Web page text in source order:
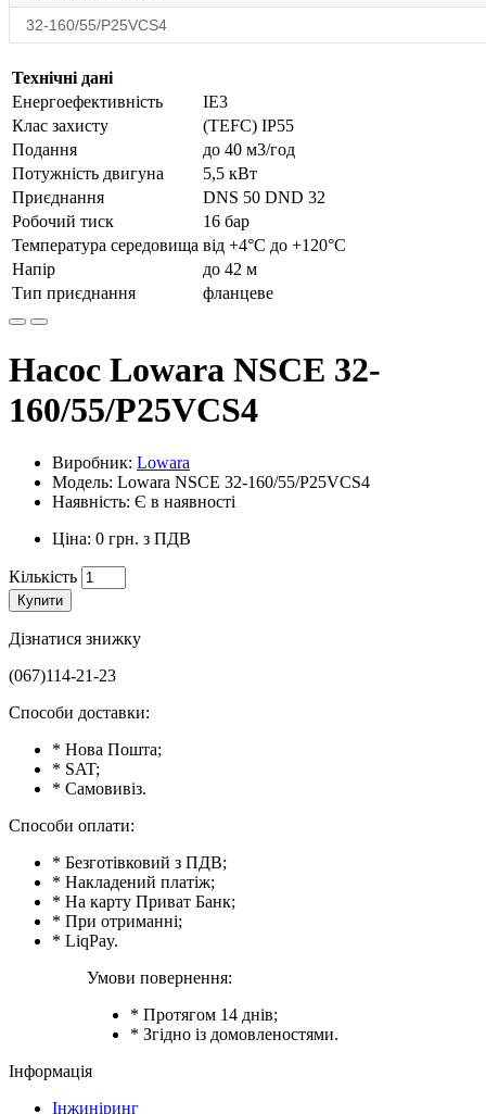
32-160/55/P25VCS4
Технічні дані
Енергоефективність
IE3
Клас захисту
(TEFC) IP55
Подання
до 40 м3/год
Потужність двигуна
5,5 кВт
Приєднання
DNS 50 DND 32
Робочий тиск
16 бар
Температура середовища від +4°С до +120°С
Напір
до 42 м
Тип приєднання
фланцеве
Насос Lowara NSCE 32-
160/55/P25VCS4
Виробник: Lowara
Модель: Lowara NSCE 32-160/55/P25VCS4
Наявність: Є в наявності
Ціна: 0 грн. з ПДВ
Кількість
Купити
Дізнатися знижку
(067)114-21-23
Способи доставки:
* Нова Пошта;
* SAT;
* Самовивіз.
Способи оплати:
* Безготівковий з ПДВ;
* Накладений платіж;
* На карту Приват Банк;
* При отриманні;
* LiqPay.
Умови повернення:
* Протягом 14 днів;
* Згідно із домовленостями.
Інформація
Інжиніринг